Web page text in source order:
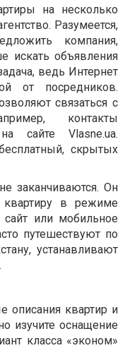
на несколько
Разумеется,
компания,
искать объявления
ведь Интернет
от посредников.
связаться с
контакты
сайте Vlasne.ua.
скрытых
заканчиваются. Он
квартиру в режиме
или мобильное
путешествуют по
устанавливают
описания квартир и
изучите оснащение
класса «эконом»